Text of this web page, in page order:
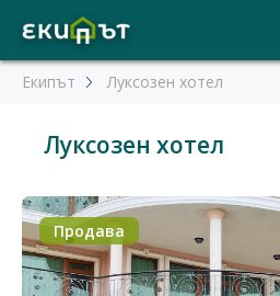
Екипът Луксозен хотел
Луксозен хотел
Продава